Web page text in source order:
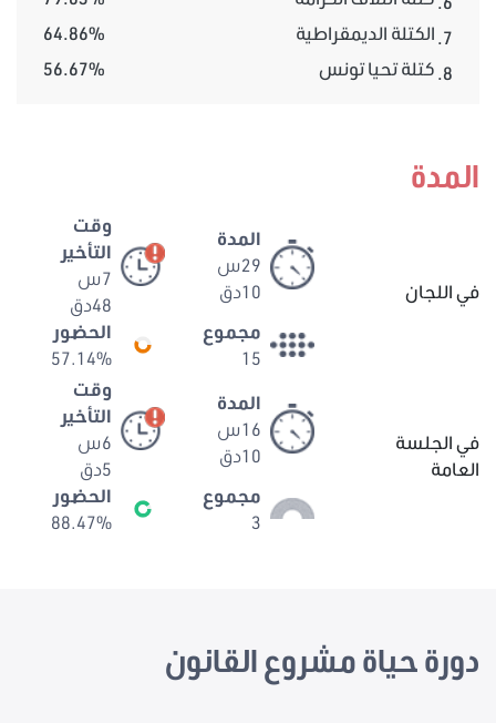
7. الكتلة الديمقراطية
64.86%
8. كتلة تحيا تونس 56.67%
المدة
في اللجان
المدة
29س
10دق
وقت
التأخير
7س
48دق
مجموع
15
الحضور
57.14%
في الجلسة
العامة
المدة
16س
10دق
وقت
التأخير
6س
5دق
مجموع
3
الحضور
88.47%
دورة حياة مشروع القانون